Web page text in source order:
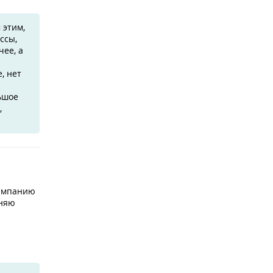
этим,
а
нет